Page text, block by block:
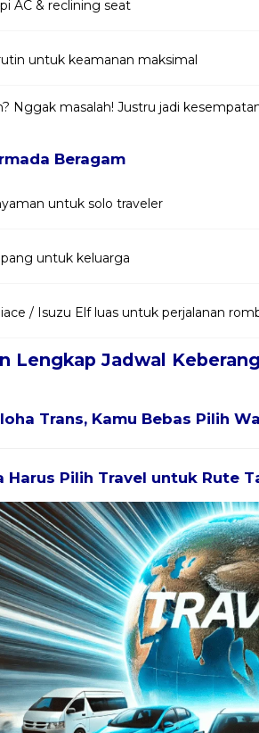
AC & reclining seat
untuk keamanan maksimal
Nggak masalah! Justru jadi
Beragam
untuk solo traveler
untuk keluarga
/ Isuzu Elf luas untuk perjalanan
Lengkap Jadwal
Trans, Kamu Bebas Pilih
Pilih Travel untuk Rute